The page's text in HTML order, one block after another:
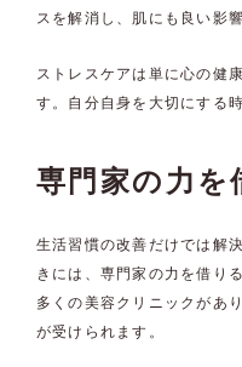
スを解消し、肌にも良い影
ストレスケアは単に心の健
す。自分自身を大切にする
専門家の力を
生活習慣の改善だけでは解
きには、専門家の力を借り
多くの美容クリニックがあ
が受けられます。